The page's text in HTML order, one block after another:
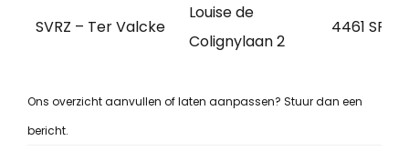
SVRZ – Ter Valcke
Louise de
Colignylaan 2
4461 SP
Ons overzicht aanvullen of laten aanpassen? Stuur dan een
bericht.